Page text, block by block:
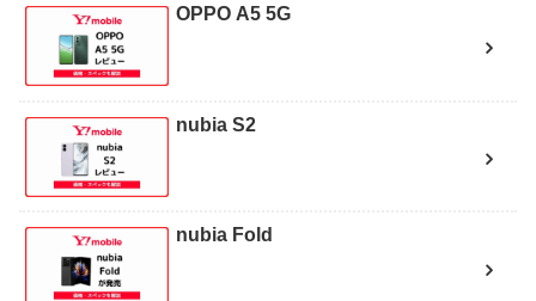
OPPO A5 5G
nubia S2
nubia Fold